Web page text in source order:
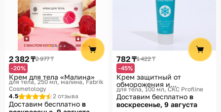
2 382 ₸2 977 ₸
-20%
Крем для тела «Малина»
для тела, 250 мл, малина Fabrik
Cosmetology
4.5
2 отзыва
Доставим бесплатно в
782 ₸1 422 ₸
-45%
Крем защитный от
обморожения и
обветривания
для тела, 100 мл CKC Profline
Доставим бесплатно в
воскресенье, 9 августа